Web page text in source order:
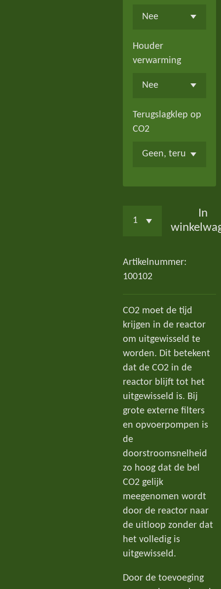
Houder
verwarming
Terugslagklep op
CO2
In
Artikelnummer:
100102
CO2 moet de tijd
krijgen in de reactor
om uitgewisseld te
worden. Dit betekent
dat de CO2 in de
reactor blijft tot het
uitgewisseld is. Bij
grote externe filters
en opvoerpompen is
de
doorstroomsnelheid
zo hoog dat de bel
CO2 gelijk
meegenomen wordt
door de reactor naar
de uitloop zonder dat
het volledig is
uitgewisseld.
Door de toevoeging